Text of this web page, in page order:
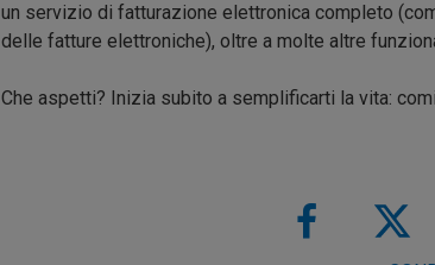
un servizio di fatturazione elettronica completo
delle fatture elettroniche), oltre a molte altre
Che aspetti? Inizia subito a semplificarti la vita: